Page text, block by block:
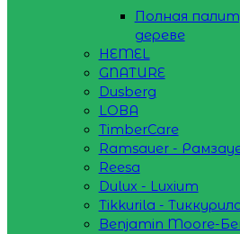
Полная
дереве
HEMEL
GNATURE
Dusberg
LOBA
TimberCare
Ramsauer -
Reesa
Dulux - Luxium
Tikkurila -
Benjamin Moore-